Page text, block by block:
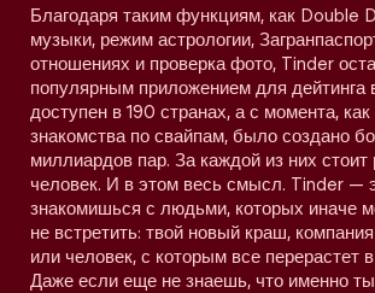
Благодаря таким функциям, как Double
музыки, режим астрологии,
отношениях и проверка фото, Tinder
популярным приложением для дейтинга
доступен в 190 странах, а с момента,
знакомства по свайпам, было создано
миллиардов пар. За каждой из них
человек. И в этом весь смысл. Tinder —
знакомишься с людьми, которых иначе
не встретить: твой новый краш,
или человек, с которым все перерастет
Даже если еще не знаешь, что именно